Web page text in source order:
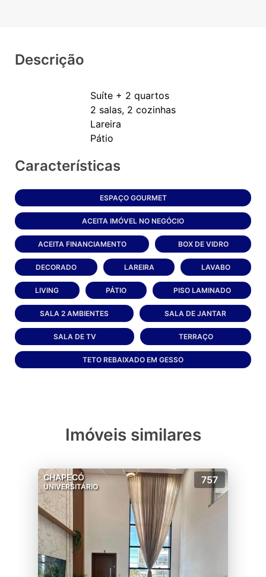
Descrição
Suíte + 2 quartos
2 salas, 2 cozinhas
Lareira
Características
ESPAÇO GOURMET
ACEITA IMÓVEL NO NEGÓCIO
ACEITA FINANCIAMENTO BOX DE VIDRO
DECORADO LAREIRA LAVABO
LIVING PÁTIO PISO LAMINADO
SALA 2 AMBIENTES SALA DE JANTAR
SALA DE TV TERRAÇO
TETO REBAIXADO EM GESSO
Imóveis similares
CHAPECÓ
UNIVERSITÁRIO
757